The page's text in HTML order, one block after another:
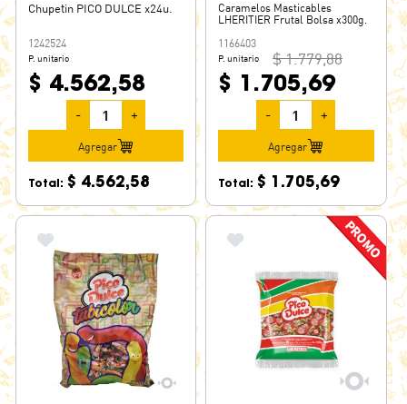
Chupetin PICO DULCE x24u.
1242524
P. unitario
$ 4.562,58
- +
Agregar
Total: $ 4.562,58
Caramelos Masticables
LHERITIER Frutal Bolsa x300g.
1166403
P. unitario $ 1.779,88
$ 1.705,69
- +
Agregar
Total: $ 1.705,69